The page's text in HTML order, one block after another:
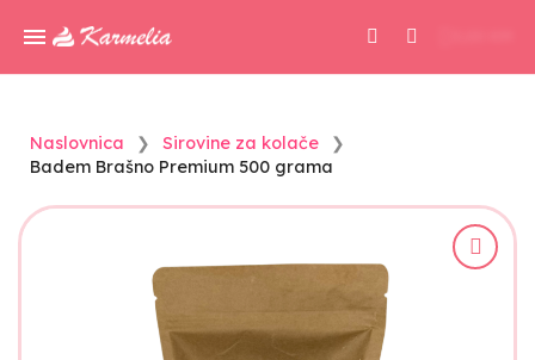
Naslovnica
Sirovine za kolače
Badem Brašno Premium 500 grama